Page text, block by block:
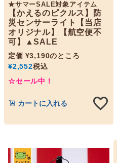
★サマーSALE対象アイテム
【かえるのピクルス】防
災センサーライト【当店
オリジナル】【航空便不
可】▲SALE
定価 ¥3,190のところ
¥2,552税込
☆セール中！
カートに入れる